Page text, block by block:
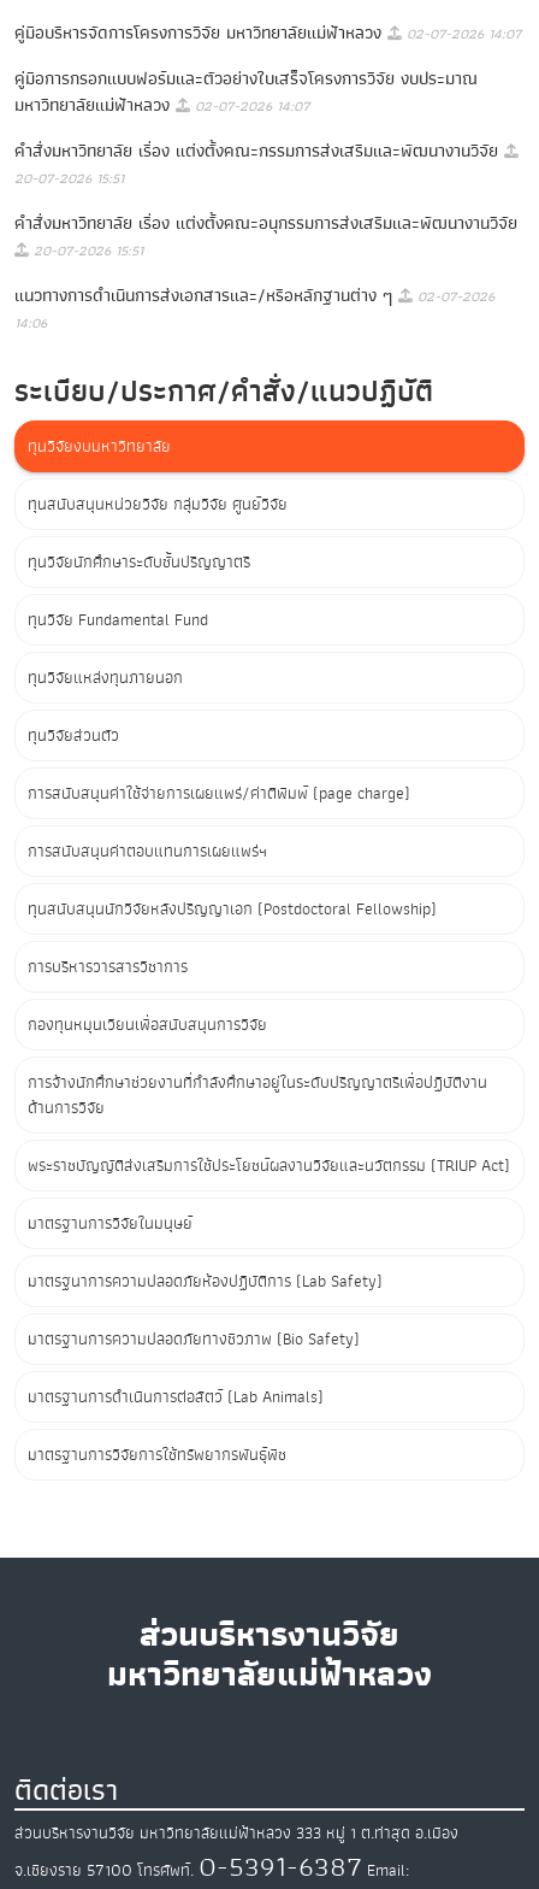
คู่มือบริหารจัดการโครงการวิจัย มหาวิทยาลัยแม่ฟ้าหลวง 02-07-2026 14:07
คู่มือการกรอกแบบฟอร์มและตัวอย่างใบเสร็จโครงการวิจัย งบประมาณ
มหาวิทยาลัยแม่ฟ้าหลวง
02-07-2026 14:07
คำสั่งมหาวิทยาลัย เรื่อง แต่งตั้งคณะกรรมการส่งเสริมและพัฒนางานวิจัย
20-07-2026 15:51
คำสั่งมหาวิทยาลัย เรื่อง แต่งตั้งคณะอนุกรรมการส่งเสริมและพัฒนางานวิจัย
20-07-2026 15:51
แนวทางการดำเนินการส่งเอกสารและ/หรือหลักฐานต่าง ๆ
02-07-2026
14:06
ระเบียบ/ประกาศ/คำสั่ง/แนวปฏิบัติ
ทุนวิจัยงบมหาวิทยาลัย
ทุนสนับสนุนหน่วยวิจัย กลุ่มวิจัย ศูนย์วิจัย
ทุนวิจัยนักศึกษาระดับชั้นปริญญาตรี
ทุนวิจัย Fundamental Fund
ทุนวิจัยแหล่งทุนภายนอก
ทุนวิจัยส่วนตัว
การสนับสนุนค่าใช้จ่ายการเผยแพร่/ค่าตีพิมพ์ (page charge)
การสนับสนุนค่าตอบแทนการเผยแพร่ฯ
ทุนสนับสนุนนักวิจัยหลังปริญญาเอก (Postdoctoral Fellowship)
การบริหารวารสารวิชาการ
กองทุนหมุนเวียนเพื่อสนับสนุนการวิจัย
การจ้างนักศึกษาช่วยงานที่กำลังศึกษาอยู่ในระดับปริญญาตรีเพื่อปฏิบัติงาน
ด้านการวิจัย
พระราชบัญญัติส่งเสริมการใช้ประโยชน์ผลงานวิจัยและนวัตกรรม (TRIUP Act)
มาตรฐานการวิจัยในมนุษย์
มาตรฐนาการความปลอดภัยห้องปฏิบัติการ (Lab Safety)
มาตรฐานการความปลอดภัยทางชีวภาพ (Bio Safety)
มาตรฐานการดำเนินการต่อสัตว์ (Lab Animals)
มาตรฐานการวิจัยการใช้ทรัพยากรพันธุ์พืช
ส่วนบริหารงานวิจัย
มหาวิทยาลัยแม่ฟ้าหลวง
ติดต่อเรา
ส่วนบริหารงานวิจัย มหาวิทยาลัยแม่ฟ้าหลวง 333 หมู่ 1 ต.ท่าสุด อ.เมือง
จ.เชียงราย 57100 โทรศัพท์. 0-5391-6387 Email: